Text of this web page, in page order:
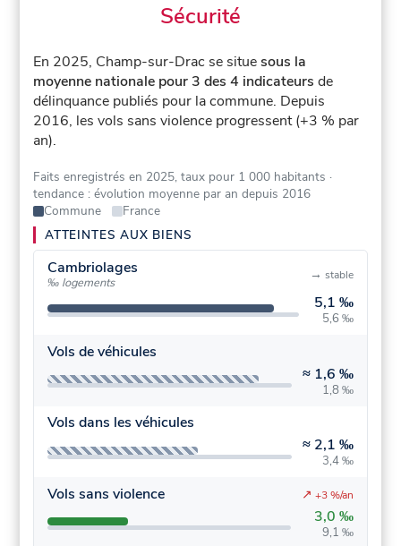
Sécurité
En 2025, Champ-sur-Drac se situesous la
moyenne nationale pour 3 des 4 indicateurs de
délinquance publiés pour la commune. Depuis
2016, les vols sans violence progressent (+3 % par
an).
Faits enregistrés en 2025, taux pour 1 000 habitants ·
tendance : évolution moyenne par an depuis 2016
Commune
France
ATTEINTES AUX BIENS
Cambriolages
‰ logements
5,1 ‰
5,6 ‰
→ stable
Vols de véhicules
≈ 1,6 ‰
1,8 ‰
Vols dans les véhicules
≈ 2,1 ‰
3,4 ‰
Vols sans violence
3,0 ‰
9,1 ‰
↗ +3 %/an